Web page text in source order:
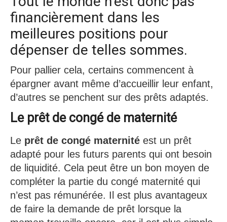
financièrement dans les
meilleures positions pour
dépenser de telles sommes.
Pour pallier cela, certains commencent à
épargner avant même d’accueillir leur enfant,
d’autres se penchent sur des prêts adaptés.
Le prêt de congé de maternité
Le prêt de congé maternité est un prêt
adapté pour les futurs parents qui ont besoin
de liquidité. Cela peut être un bon moyen de
compléter la partie du congé maternité qui
n’est pas rémunérée. Il est plus avantageux
de faire la demande de prêt lorsque la